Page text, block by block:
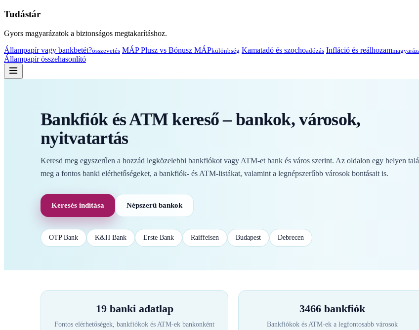
Tudástár
Gyors magyarázatok a biztonságos megtakarításhoz.
Állampapír vagy bankbetét?összevetés MÁP Plusz vs Bónusz MÁPkülönbség Kamatadó és szochoadózás Infláció és reálhozam
Állampapír összehasonlító
Bankfiók és ATM kereső – bankok, városok,
nyitvatartás
Keresd meg egyszerűen a hozzád legközelebbi bankfiókot vagy ATM-et bank és város szerint. Az oldalon egy helyen
meg a fontos banki elérhetőségeket, a bankfiók- és ATM-listákat, valamint a legnépszerűbb városok bontásait is.
Keresés indítása Népszerű bankok
OTP Bank K&H Bank Erste Bank Raiffeisen Budapest Debrecen
19 banki adatlap
Fontos elérhetőségek, bankfiókok és ATM-ek bankonként
3466 bankfiók
Bankfiókok és ATM-ek a legfontosabb városok